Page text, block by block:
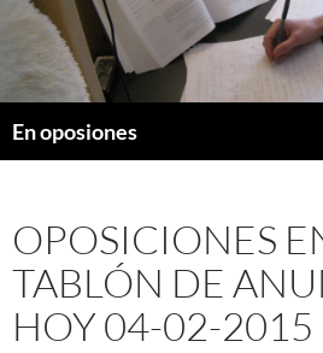
Saltar
contenido
En oposiones
OPOSICIONES
TABLÓN DE
HOY 04-02-2015